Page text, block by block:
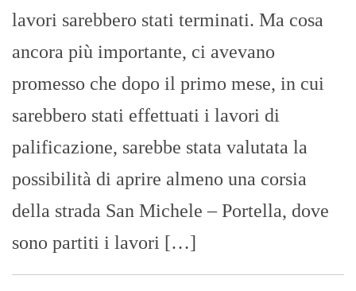
lavori sarebbero stati terminati. Ma cosa
ancora più importante, ci avevano
promesso che dopo il primo mese, in cui
sarebbero stati effettuati i lavori di
palificazione, sarebbe stata valutata la
possibilità di aprire almeno una corsia
della strada San Michele – Portella, dove
sono partiti i lavori […]